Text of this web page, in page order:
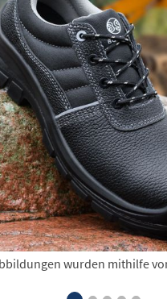
wurden mithilfe